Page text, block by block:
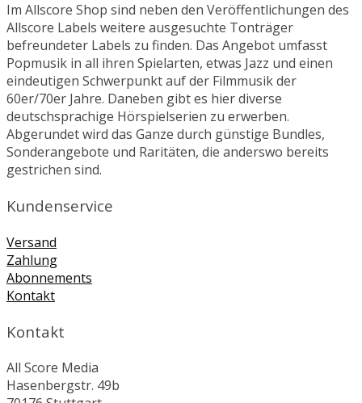
Im Allscore Shop sind neben den Veröffentlichungen des
Allscore Labels weitere ausgesuchte Tonträger
befreundeter Labels zu finden. Das Angebot umfasst
Popmusik in all ihren Spielarten, etwas Jazz und einen
eindeutigen Schwerpunkt auf der Filmmusik der
60er/70er Jahre. Daneben gibt es hier diverse
deutschsprachige Hörspielserien zu erwerben.
Abgerundet wird das Ganze durch günstige Bundles,
Sonderangebote und Raritäten, die anderswo bereits
gestrichen sind.
Kundenservice
Versand
Zahlung
Abonnements
Kontakt
Kontakt
All Score Media
Hasenbergstr. 49b